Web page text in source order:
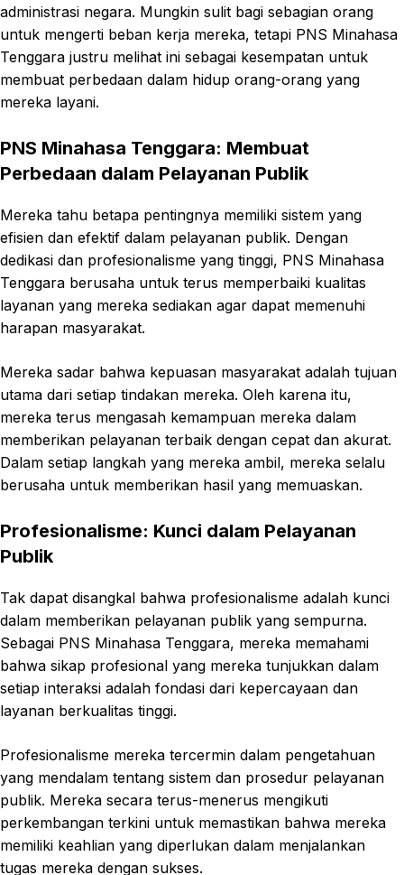
administrasi negara. Mungkin sulit bagi sebagian orang
untuk mengerti beban kerja mereka, tetapi PNS Minahasa
Tenggara justru melihat ini sebagai kesempatan untuk
membuat perbedaan dalam hidup orang-orang yang
mereka layani.
PNS Minahasa Tenggara: Membuat
Perbedaan dalam Pelayanan Publik
Mereka tahu betapa pentingnya memiliki sistem yang
efisien dan efektif dalam pelayanan publik. Dengan
dedikasi dan profesionalisme yang tinggi, PNS Minahasa
Tenggara berusaha untuk terus memperbaiki kualitas
layanan yang mereka sediakan agar dapat memenuhi
harapan masyarakat.
Mereka sadar bahwa kepuasan masyarakat adalah tujuan
utama dari setiap tindakan mereka. Oleh karena itu,
mereka terus mengasah kemampuan mereka dalam
memberikan pelayanan terbaik dengan cepat dan akurat.
Dalam setiap langkah yang mereka ambil, mereka selalu
berusaha untuk memberikan hasil yang memuaskan.
Profesionalisme: Kunci dalam Pelayanan
Publik
Tak dapat disangkal bahwa profesionalisme adalah kunci
dalam memberikan pelayanan publik yang sempurna.
Sebagai PNS Minahasa Tenggara, mereka memahami
bahwa sikap profesional yang mereka tunjukkan dalam
setiap interaksi adalah fondasi dari kepercayaan dan
layanan berkualitas tinggi.
Profesionalisme mereka tercermin dalam pengetahuan
yang mendalam tentang sistem dan prosedur pelayanan
publik. Mereka secara terus-menerus mengikuti
perkembangan terkini untuk memastikan bahwa mereka
memiliki keahlian yang diperlukan dalam menjalankan
tugas mereka dengan sukses.